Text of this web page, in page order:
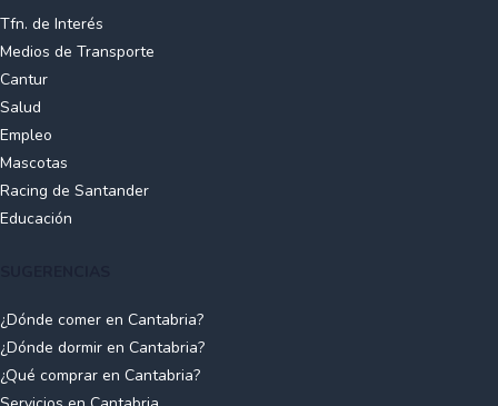
Tfn. de Interés
Medios de Transporte
Cantur
Salud
Empleo
Mascotas
Racing de Santander
Educación
¿Dónde comer en Cantabria?
¿Dónde dormir en Cantabria?
¿Qué comprar en Cantabria?